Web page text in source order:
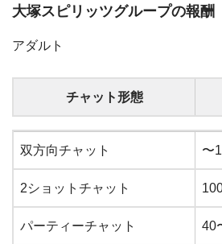
大塚スピリッツグループの報酬
アダルト
チャット形態
チャット形態
双方向チャット 〜
2ショットチャット
パーティーチャット 40